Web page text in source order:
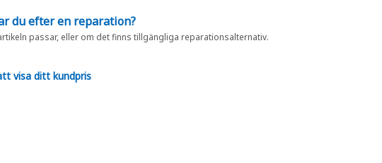
du efter en reparation?
passar, eller om det finns tillgängliga reparationsalternativ.
visa ditt kundpris